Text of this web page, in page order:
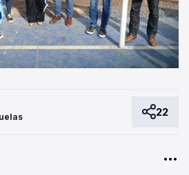
22